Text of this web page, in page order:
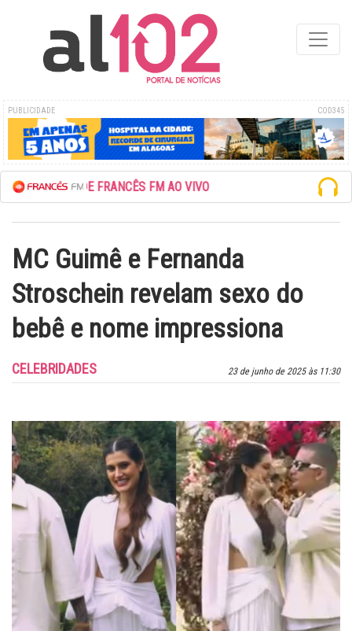
PUBLICIDADE COD345
A REDE FRANCÊS FM AO VIVO
MC Guimê e Fernanda
Stroschein revelam sexo do
bebê e nome impressiona
23 de junho de 2025 às 11:30
CELEBRIDADES